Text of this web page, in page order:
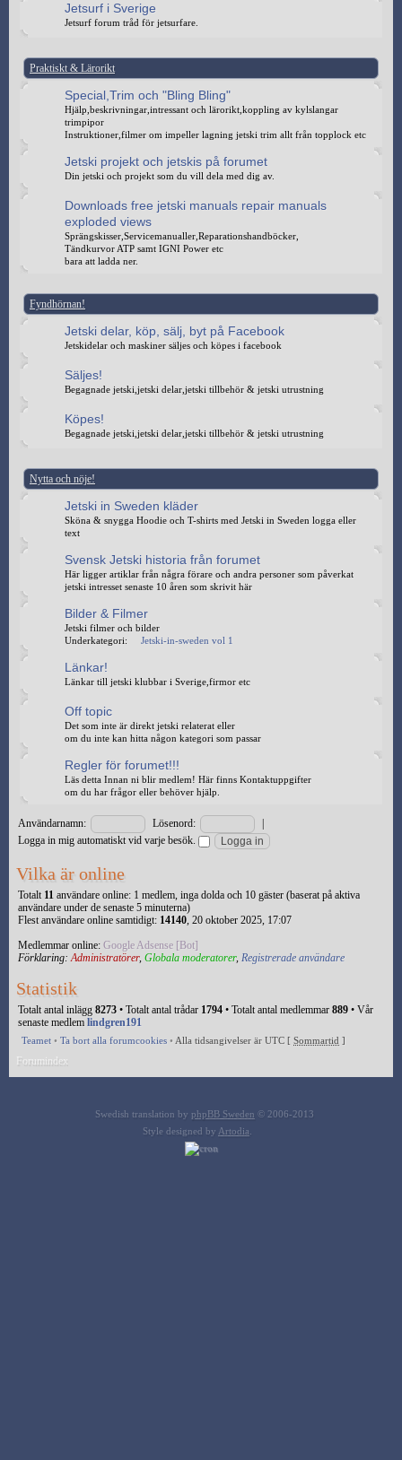
Jetsurf i Sverige
Jetsurf forum tråd för jetsurfare.
Praktiskt & Lärorikt
Special,Trim och "Bling Bling"
Hjälp,beskrivningar,intressant och lärorikt,koppling av kylslangar
trimpipor
Instruktioner,filmer om impeller lagning jetski trim allt från topplock etc
Jetski projekt och jetskis på forumet
Din jetski och projekt som du vill dela med dig av.
Downloads free jetski manuals repair manuals
exploded views
Sprängskisser,Servicemanualler,Reparationshandböcker,
Tändkurvor ATP samt IGNI Power etc
bara att ladda ner.
Fyndhörnan!
Jetski delar, köp, sälj, byt på Facebook
Jetskidelar och maskiner säljes och köpes i facebook
Säljes!
Begagnade jetski,jetski delar,jetski tillbehör & jetski utrustning
Köpes!
Begagnade jetski,jetski delar,jetski tillbehör & jetski utrustning
Nytta och nöje!
Jetski in Sweden kläder
Sköna & snygga Hoodie och T-shirts med Jetski in Sweden logga eller
text
Svensk Jetski historia från forumet
Här ligger artiklar från några förare och andra personer som påverkat
jetski intresset senaste 10 åren som skrivit här
Bilder & Filmer
Jetski filmer och bilder
Underkategori:
Jetski-in-sweden vol 1
Länkar!
Länkar till jetski klubbar i Sverige,firmor etc
Off topic
Det som inte är direkt jetski relaterat eller
om du inte kan hitta någon kategori som passar
Regler för forumet!!!
Läs detta Innan ni blir medlem! Här finns Kontaktuppgifter
om du har frågor eller behöver hjälp.
Användarnamn: Lösenord:
|
Logga in mig automatiskt vid varje besök.
Vilka är online
Totalt 11 användare online: 1 medlem, inga dolda och 10 gäster (baserat på aktiva
användare under de senaste 5 minuterna)
Flest användare online samtidigt: 14140, 20 oktober 2025, 17:07
Medlemmar online: Google Adsense [Bot]
Förklaring:Administratörer, Globala moderatorer, Registrerade användare
Statistik
Totalt antal inlägg 8273 • Totalt antal trådar 1794 • Totalt antal medlemmar 889 • Vår
senaste medlem lindgren191
Teamet • Ta bort alla forumcookies • Alla tidsangivelser är UTC [ Sommartid ]
Forumindex
Swedish translation by phpBB Sweden © 2006-2013
Style designed by Artodia